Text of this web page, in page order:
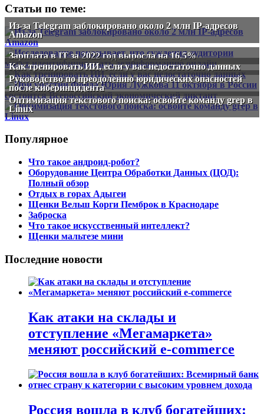
Статьи по теме:
Из-за Telegram заблокировано около 2 млн IP-адресов
Amazon
Зарплата в IT за 2022 год выросла на 16,5%
Как тренировать ИИ, если у вас недостаточно данных
Руководство по преодолению юридических опасностей
после киберинцидента
Оптимизация текстового поиска: освойте команду grep в
Linux
Популярное
Что такое андроид-робот?
Оборудование Центра Обработки Данных (ЦОД):
Полный обзор
Отдых в горах Адыгеи
Щенки Вельш Корги Пемброк в Краснодаре
Заброска
Что такое искусственный интеллект?
Щенки мальтезе мини
Последние новости
Как атаки на склады и
отступление «Мегамаркета»
меняют российский e-commerce
Россия вошла в клуб богатейших: